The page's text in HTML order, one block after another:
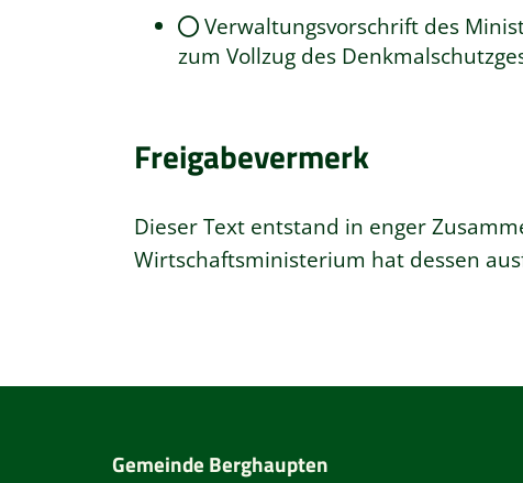
Verwaltungsvorschrift des
zum Vollzug des
Freigabevermerk
Dieser Text entstand in enger
Wirtschaftsministerium hat dessen
Gemeinde Berghaupten